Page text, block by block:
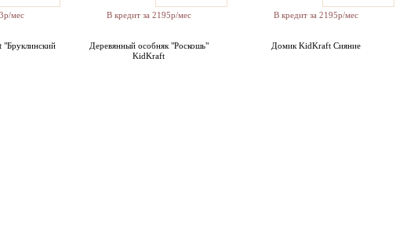
мес В кредит за 2195р/мес В кредит за 2195р/мес
Деревянный особняк "Роскошь"
KidKraft
Домик KidKraft Сияние